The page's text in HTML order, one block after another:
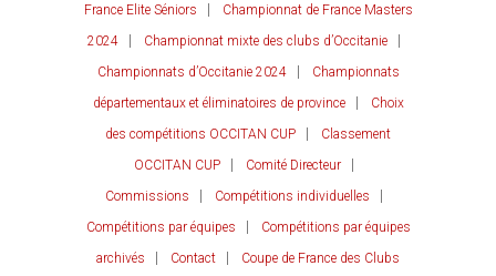
France Elite Séniors
Championnat de France Masters
2024
Championnat mixte des clubs d’Occitanie
Championnats d’Occitanie 2024
Championnats
départementaux et éliminatoires de province
Choix
des compétitions OCCITAN CUP
Classement
OCCITAN CUP
Comité Directeur
Commissions
Compétitions individuelles
Compétitions par équipes
Compétitions par équipes
archivés
Contact
Coupe de France des Clubs